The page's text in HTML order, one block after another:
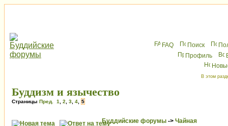
FAQ Поиск
Профиль
В этом
Буддизм и язычество
Страницы Пред. 1 2 3 4 5
Буддийские форумы -> Чайная